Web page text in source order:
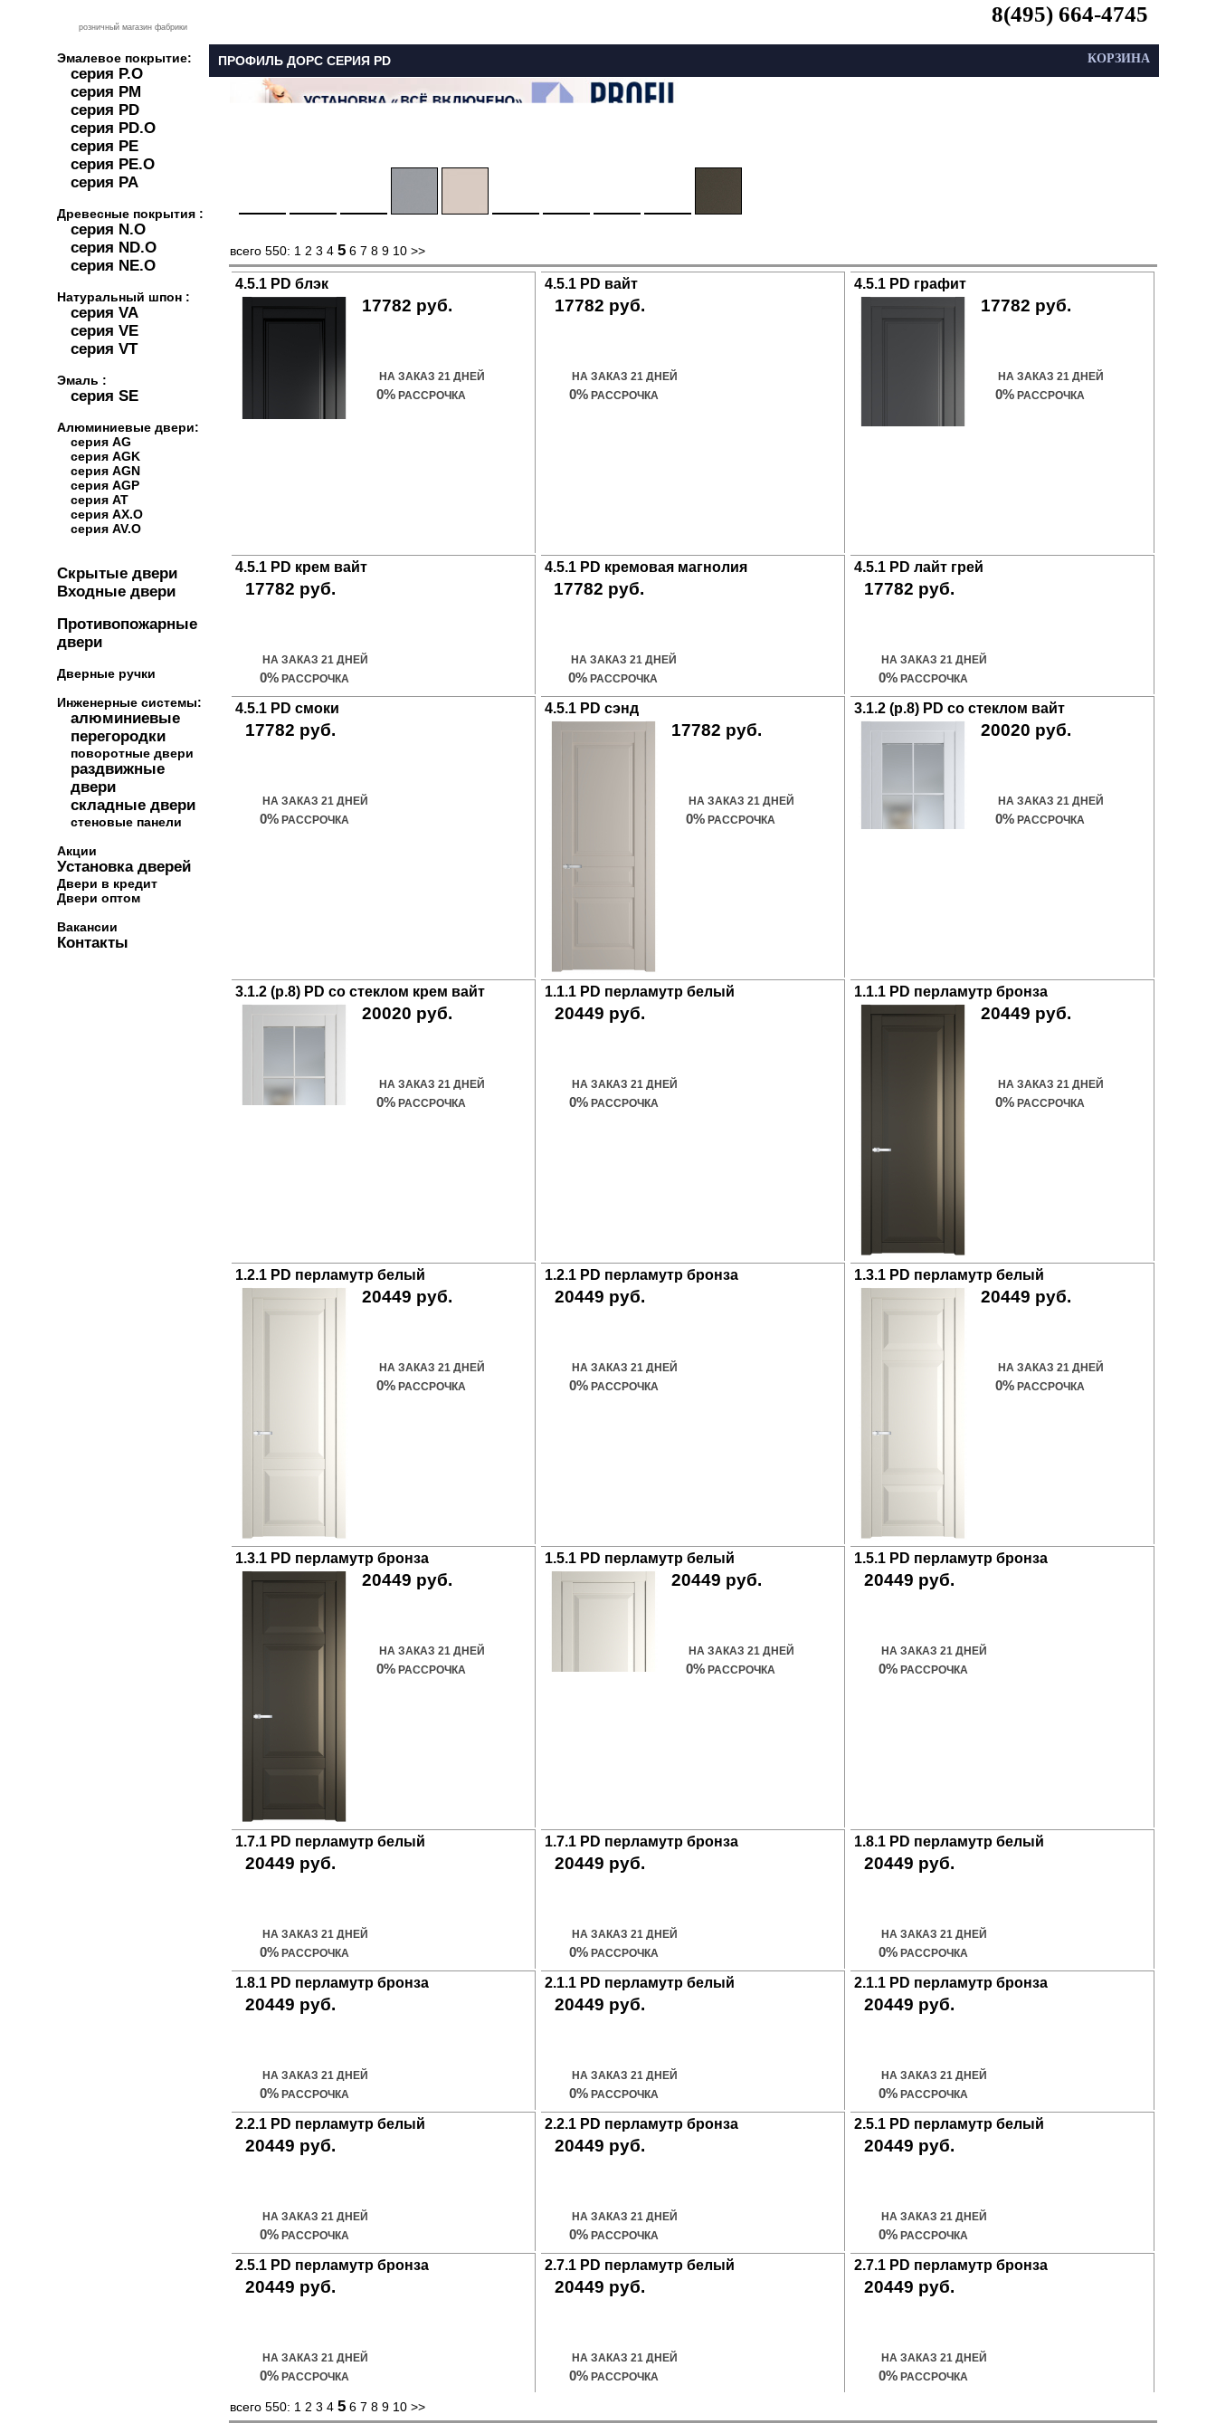
розничный магазин фабрики
Эмалевое покрытие:
серия P.O
серия PM
серия PD
серия PD.O
серия PE
серия PE.O
серия PA
Древесные покрытия :
серия N.O
серия ND.O
серия NE.O
Натуральный шпон :
серия VA
серия VE
серия VT
Эмаль :
серия SE
Алюминиевые двери:
серия AG
серия AGK
серия AGN
серия AGP
серия AT
серия AX.O
серия AV.O
Скрытые двери
Входные двери
Противопожарные
двери
Дверные ручки
Инженерные системы:
алюминиевые
перегородки
поворотные двери
раздвижные
двери
складные двери
стеновые панели
Акции
Установка дверей
Двери в кредит
Двери оптом
Вакансии
Контакты
8(495) 664-4745
КОРЗИНА
ПРОФИЛЬ ДОРС СЕРИЯ PD
всего 550: 1 2 3 4 5 6 7 8 9 10 >>
4.5.1 PD блэк
17782 руб.
НА ЗАКАЗ 21 ДНЕЙ
0% РАССРОЧКА
4.5.1 PD вайт
17782 руб.
НА ЗАКАЗ 21 ДНЕЙ
0% РАССРОЧКА
4.5.1 PD графит
17782 руб.
НА ЗАКАЗ 21 ДНЕЙ
0% РАССРОЧКА
4.5.1 PD крем вайт
17782 руб.
НА ЗАКАЗ 21 ДНЕЙ
0% РАССРОЧКА
4.5.1 PD кремовая магнолия
17782 руб.
НА ЗАКАЗ 21 ДНЕЙ
0% РАССРОЧКА
4.5.1 PD лайт грей
17782 руб.
НА ЗАКАЗ 21 ДНЕЙ
0% РАССРОЧКА
4.5.1 PD смоки
17782 руб.
НА ЗАКАЗ 21 ДНЕЙ
0% РАССРОЧКА
4.5.1 PD сэнд
17782 руб.
НА ЗАКАЗ 21 ДНЕЙ
0% РАССРОЧКА
3.1.2 (р.8) PD со стеклом вайт
20020 руб.
НА ЗАКАЗ 21 ДНЕЙ
0% РАССРОЧКА
3.1.2 (р.8) PD со стеклом крем вайт
20020 руб.
НА ЗАКАЗ 21 ДНЕЙ
0% РАССРОЧКА
1.1.1 PD перламутр белый
20449 руб.
НА ЗАКАЗ 21 ДНЕЙ
0% РАССРОЧКА
1.1.1 PD перламутр бронза
20449 руб.
НА ЗАКАЗ 21 ДНЕЙ
0% РАССРОЧКА
1.2.1 PD перламутр белый
20449 руб.
НА ЗАКАЗ 21 ДНЕЙ
0% РАССРОЧКА
1.2.1 PD перламутр бронза
20449 руб.
НА ЗАКАЗ 21 ДНЕЙ
0% РАССРОЧКА
1.3.1 PD перламутр белый
20449 руб.
НА ЗАКАЗ 21 ДНЕЙ
0% РАССРОЧКА
1.3.1 PD перламутр бронза
20449 руб.
НА ЗАКАЗ 21 ДНЕЙ
0% РАССРОЧКА
1.5.1 PD перламутр белый
20449 руб.
НА ЗАКАЗ 21 ДНЕЙ
0% РАССРОЧКА
1.5.1 PD перламутр бронза
20449 руб.
НА ЗАКАЗ 21 ДНЕЙ
0% РАССРОЧКА
1.7.1 PD перламутр белый
20449 руб.
НА ЗАКАЗ 21 ДНЕЙ
0% РАССРОЧКА
1.7.1 PD перламутр бронза
20449 руб.
НА ЗАКАЗ 21 ДНЕЙ
0% РАССРОЧКА
1.8.1 PD перламутр белый
20449 руб.
НА ЗАКАЗ 21 ДНЕЙ
0% РАССРОЧКА
1.8.1 PD перламутр бронза
20449 руб.
НА ЗАКАЗ 21 ДНЕЙ
0% РАССРОЧКА
2.1.1 PD перламутр белый
20449 руб.
НА ЗАКАЗ 21 ДНЕЙ
0% РАССРОЧКА
2.1.1 PD перламутр бронза
20449 руб.
НА ЗАКАЗ 21 ДНЕЙ
0% РАССРОЧКА
2.2.1 PD перламутр белый
20449 руб.
НА ЗАКАЗ 21 ДНЕЙ
0% РАССРОЧКА
2.2.1 PD перламутр бронза
20449 руб.
НА ЗАКАЗ 21 ДНЕЙ
0% РАССРОЧКА
2.5.1 PD перламутр белый
20449 руб.
НА ЗАКАЗ 21 ДНЕЙ
0% РАССРОЧКА
2.5.1 PD перламутр бронза
20449 руб.
НА ЗАКАЗ 21 ДНЕЙ
0% РАССРОЧКА
2.7.1 PD перламутр белый
20449 руб.
НА ЗАКАЗ 21 ДНЕЙ
0% РАССРОЧКА
2.7.1 PD перламутр бронза
20449 руб.
НА ЗАКАЗ 21 ДНЕЙ
0% РАССРОЧКА
всего 550: 1 2 3 4 5 6 7 8 9 10 >>